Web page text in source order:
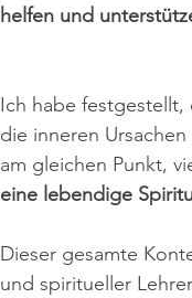
helfen und
Ich habe
die inneren
am gleichen Punkt,
eine lebendige
Dieser gesamte
und spiritueller